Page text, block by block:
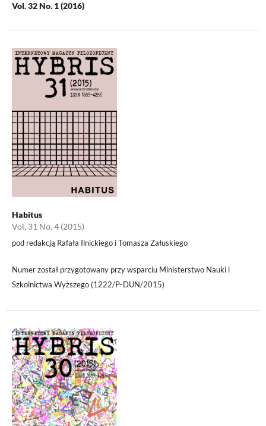
Vol. 32 No. 1 (2016)
Habitus
Vol. 31 No. 4 (2015)
pod redakcją Rafała Ilnickiego i Tomasza Załuskiego
Numer został przygotowany przy wsparciu Ministerstwo Nauki i
Szkolnictwa Wyższego (1222/P-DUN/2015)